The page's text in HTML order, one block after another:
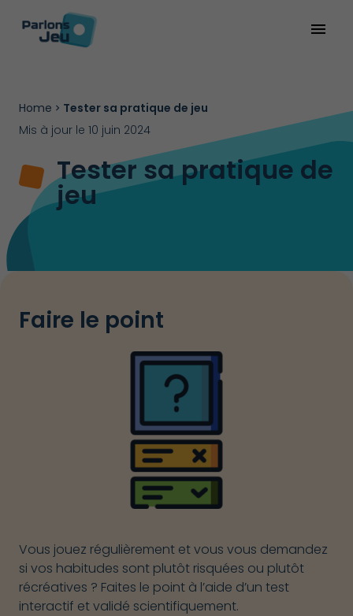
menu
Home
Tester sa pratique de jeu
Mis à jour le 10 juin 2024
Tester sa pratique de
jeu
Faire le point
Vous jouez régulièrement et vous vous demandez
si vos habitudes sont plutôt risquées ou plutôt
récréatives ? Faites le point à l’aide d’un test
interactif et validé scientifiquement.